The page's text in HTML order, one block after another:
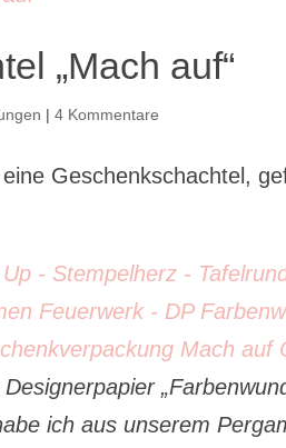
„Mach auf“
|4 Kommentare
Geschenkschachtel,
ich aus unserem